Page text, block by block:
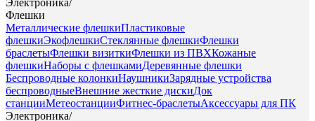
Электроника/
Флешки
Металлические флешкиПластиковые
флешкиЭкофлешкиСтеклянные флешкиФлешки
браслетыФлешки визиткиФлешки из ПВХКожаные
флешкиНаборы с флешкамиДеревянные флешки
Беспроводные колонкиНаушникиЗарядные устройства
беспроводныеВнешние жесткие дискиДок
станцииМетеостанцииФитнес-браслетыАксессуары для ПК
Электроника/